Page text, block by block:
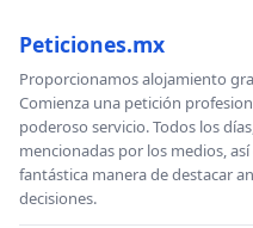
Peticiones.mx
Proporcionamos alojamiento
Comienza una petición
poderoso servicio. Todos los
mencionadas por los medios,
fantástica manera de destacar
decisiones.